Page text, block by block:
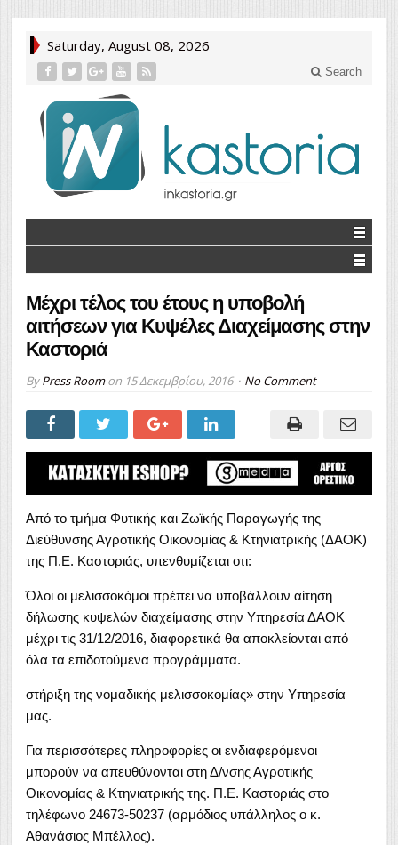
Saturday, August 08, 2026
Search
Μέχρι τέλος του έτους η υποβολή
αιτήσεων για Κυψέλες Διαχείμασης στην
Καστοριά
ByPress Roomon 15 Δεκεμβρίου, 2016 No Comment
Από το τμήμα Φυτικής και Ζωϊκής Παραγωγής της
Διεύθυνσης Αγροτικής Οικονομίας & Κτηνιατρικής (ΔΑΟΚ)
της Π.Ε. Καστοριάς, υπενθυμίζεται οτι:
Όλοι οι μελισσοκόμοι πρέπει να υποβάλλουν αίτηση
δήλωσης κυψελών διαχείμασης στην Υπηρεσία ΔΑΟΚ
μέχρι τις 31/12/2016, διαφορετικά θα αποκλείονται από
όλα τα επιδοτούμενα προγράμματα.
στήριξη της νομαδικής μελισσοκομίας» στην Υπηρεσία
μας.
Για περισσότερες πληροφορίες οι ενδιαφερόμενοι
μπορούν να απευθύνονται στη Δ/νσης Αγροτικής
Οικονομίας & Κτηνιατρικής της. Π.Ε. Καστοριάς στο
τηλέφωνο 24673-50237 (αρμόδιος υπάλληλος ο κ.
Αθανάσιος Μπέλλος).